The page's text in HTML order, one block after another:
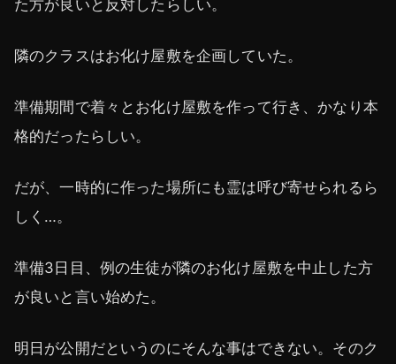
た方が良いと反対したらしい。
隣のクラスはお化け屋敷を企画していた。
準備期間で着々とお化け屋敷を作って行き、かなり本
格的だったらしい。
だが、一時的に作った場所にも霊は呼び寄せられるら
しく…。
準備3日目、例の生徒が隣のお化け屋敷を中止した方
が良いと言い始めた。
明日が公開だというのにそんな事はできない。そのク